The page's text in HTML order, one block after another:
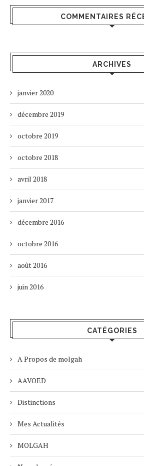
COMMENTAIRES
ARCHIVES
janvier 2020
décembre 2019
octobre 2019
octobre 2018
avril 2018
janvier 2017
décembre 2016
octobre 2016
août 2016
juin 2016
CATÉGORIES
A Propos de molgah
AAVOED
Distinctions
Mes Actualités
MOLGAH